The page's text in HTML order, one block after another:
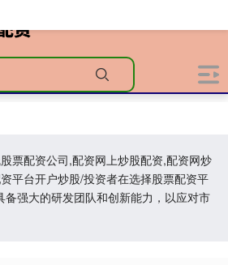
票配资公司,配资网上炒股配资,配资网炒
平台开户炒股/投资者在选择股票配资平
备强大的研发团队和创新能力，以应对市